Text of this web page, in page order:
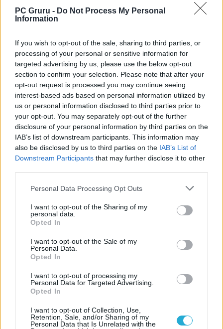
PC Gruru - Do Not Process My Personal
Information
If you wish to opt-out of the sale, sharing to third parties, or
processing of your personal or sensitive information for
targeted advertising by us, please use the below opt-out
section to confirm your selection. Please note that after your
opt-out request is processed you may continue seeing
interest-based ads based on personal information utilized by
us or personal information disclosed to third parties prior to
your opt-out. You may separately opt-out of the further
disclosure of your personal information by third parties on the
IAB’s list of downstream participants. This information may
also be disclosed by us to third parties on the IAB’s List of
Downstream Participants that may further disclose it to other
Personal Data Processing Opt Outs
I want to opt-out of the Sharing of my
personal data.
Opted In
I want to opt-out of the Sale of my
Personal Data.
Opted In
I want to opt-out of processing my
Personal Data for Targeted Advertising.
Opted In
I want to opt-out of Collection, Use,
Retention, Sale, and/or Sharing of my
Personal Data that Is Unrelated with the